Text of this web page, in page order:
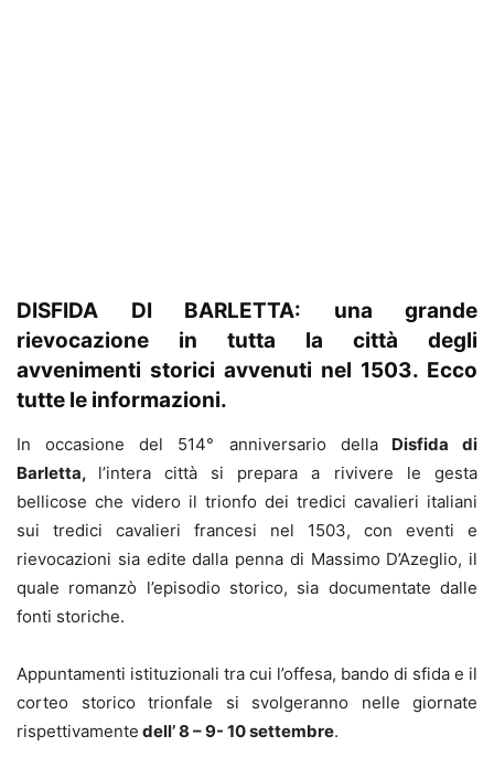
DISFIDA DI BARLETTA: una grande
rievocazione in tutta la città degli
avvenimenti storici avvenuti nel 1503. Ecco
tutte le informazioni.
In occasione del 514° anniversario dellaDisfida di
Barletta, l’intera
città si prepara a rivivere le gesta
bellicose che videro il trionfo dei tredici cavalieri italiani
sui tredici cavalieri francesi nel 1503, con eventi e
rievocazioni sia edite dalla penna di Massimo D’Azeglio, il
quale romanzò l’episodio storico, sia documentate dalle
fonti storiche.
Appuntamenti istituzionali tra cui l’offesa, bando di sfida e il
corteo storico trionfale si svolgeranno nelle giornate
rispettivamente dell’ 8 – 9- 10 settembre.